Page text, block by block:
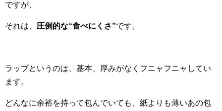
ですが、
それは、 圧倒的な“食べにくさ”です。
ラップというのは、基本、厚みがなくフニャフニャしてい
ます。
どんなに余裕を持って包んでいても、紙よりも薄いあの包